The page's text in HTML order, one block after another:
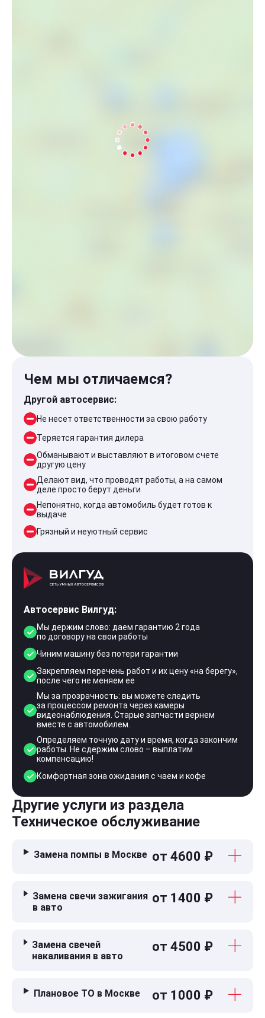
Чем мы отличаемся?
Другой автосервис:
Не несет ответственности за свою работу
Теряется гарантия дилера
Обманывают и выставляют в итоговом счете
другую цену
Делают вид, что проводят работы, а на самом
деле просто берут деньги
Непонятно, когда автомобиль будет готов к
выдаче
Грязный и неуютный сервис
Автосервис Вилгуд:
Мы держим слово: даем гарантию 2 года
по договору на свои работы
Чиним машину без потери гарантии
Закрепляем перечень работ и их цену «на берегу»,
после чего не меняем ее
Мы за прозрачность: вы можете следить
за процессом ремонта через камеры
видеонаблюдения. Старые запчасти вернем
вместе с автомобилем.
Определяем точную дату и время, когда закончим
работы. Не сдержим слово – выплатим
компенсацию!
Комфортная зона ожидания с чаем и кофе
Другие услуги из раздела
Техническое обслуживание
Замена помпы в Москве от 4600 ₽
Замена свечи зажигания
в авто
от 1400 ₽
Замена свечей
накаливания в авто
от 4500 ₽
Плановое ТО в Москве от 1000 ₽